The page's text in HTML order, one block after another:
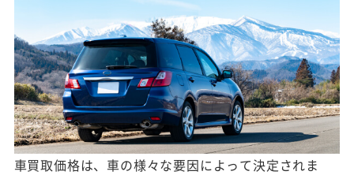
車買取価格は、車の様々な要因によって決定されま